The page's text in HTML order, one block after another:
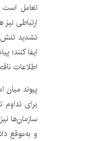
تعامل
ارتباطی
تشدید تنش
ایفا کنند؛
اطلاعات
پیوند میان
برای
سازمان‌ها
و به‌موقع